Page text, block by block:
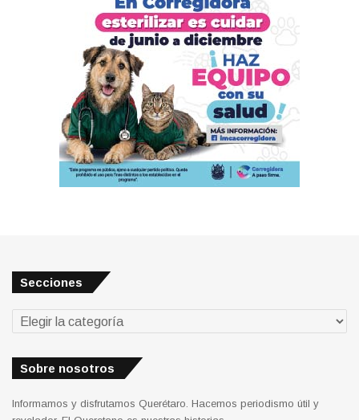
Secciones
Secciones
Sobre nosotros
Informamos y disfrutamos Querétaro. Hacemos periodismo útil y